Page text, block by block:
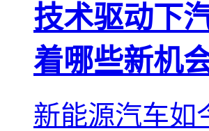
技术驱动下
着哪些新机会
新能源汽车如